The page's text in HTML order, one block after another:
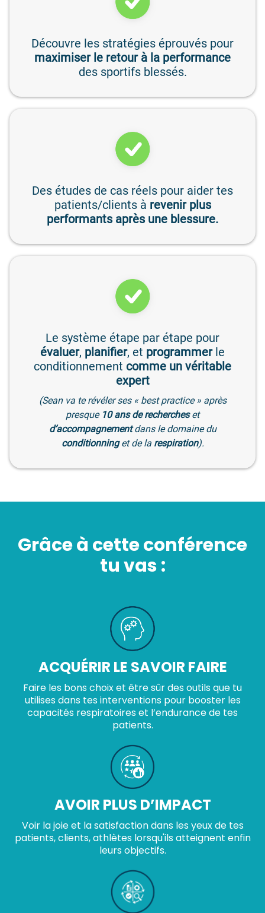
Découvre les stratégies éprouvés pour
maximiser le retour à la performance
des sportifs blessés.
Des études de cas réels pour aider tes
patients/clients à revenir plus
performants après une blessure.
Le système étape par étape pour
évaluer, planifier, et programmerle
conditionnement comme un véritable
expert
(Sean va te révéler ses « best practice » après
presque 10 ans de rechercheset
d’accompagnementdans le domaine du
conditionninget de la respiration).
Grâce à cette conférence
tu vas :
ACQUÉRIR LE SAVOIR FAIRE
Faire les bons choix et être sûr des outils que tu
utilises dans tes interventions pour booster les
capacités respiratoires et l’endurance de tes
patients.
AVOIR PLUS D’IMPACT
Voir la joie et la satisfaction dans les yeux de tes
patients, clients, athlètes lorsqu'ils atteignent enfin
leurs objectifs.